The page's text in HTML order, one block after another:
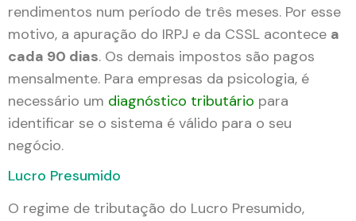
rendimentos num período de três meses. Por esse
motivo, a apuração do IRPJ e da CSSL acontece a
cada 90 dias. Os demais impostos são pagos
mensalmente. Para empresas da psicologia, é
necessário um diagnóstico tributário para
identificar se o sistema é válido para o seu
negócio.
Lucro Presumido
O regime de tributação do Lucro Presumido,